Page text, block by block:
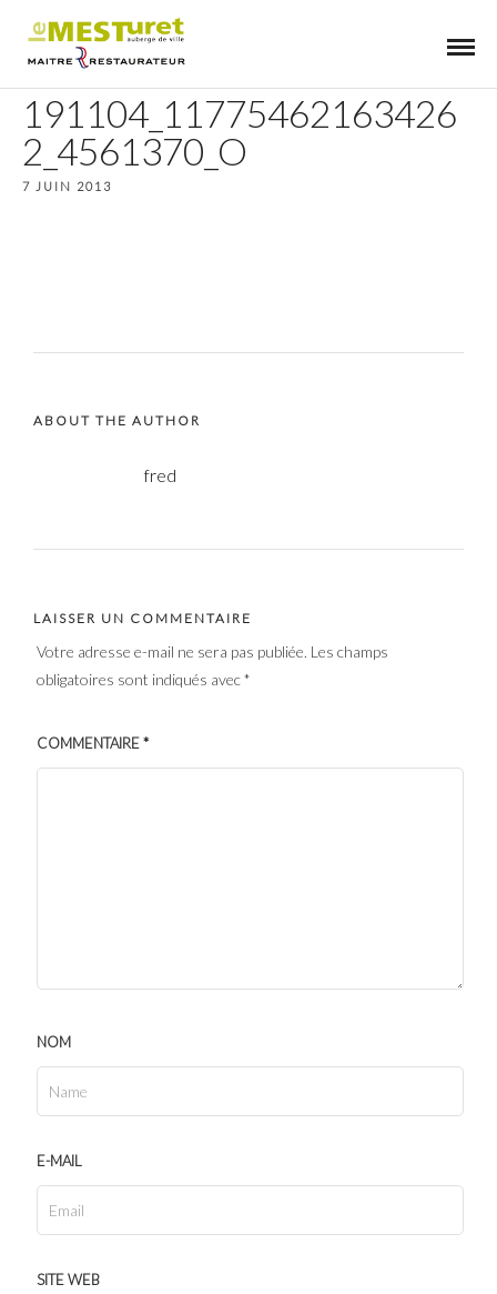
191104_11775462163426
2_4561370_O
7 JUIN 2013
ABOUT THE AUTHOR
fred
LAISSER UN COMMENTAIRE
Votre adresse e-mail ne sera pas publiée. Les champs
obligatoires sont indiqués avec*
COMMENTAIRE*
NOM
E-MAIL
SITE WEB